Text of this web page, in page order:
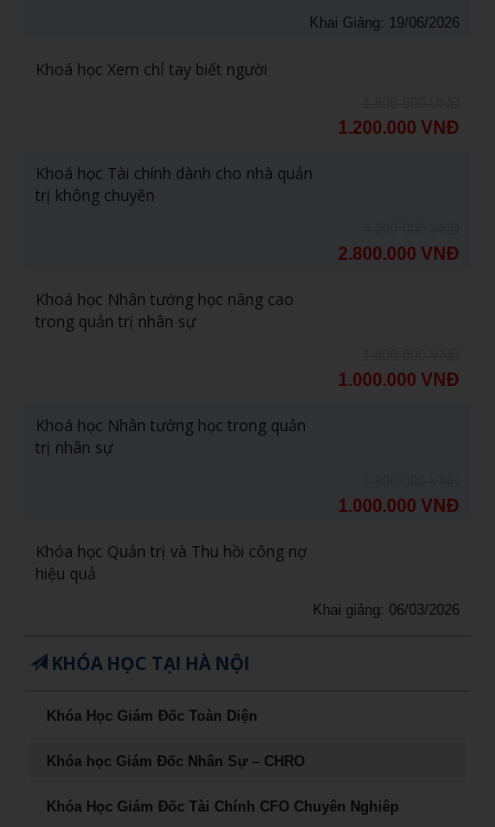
Khai Giảng: 19/06/2026
Khoá học Xem chỉ tay biết người
1.200.000 VNĐ
Khoá học Tài chính dành cho nhà quản
trị không chuyên
2.800.000 VNĐ
Khoá học Nhân tướng học nâng cao
trong quản trị nhân sự
1.000.000 VNĐ
Khoá học Nhân tướng học trong quản
trị nhân sự
1.000.000 VNĐ
Khóa học Quản trị và Thu hồi công nợ
hiệu quả
Khai giảng: 06/03/2026
KHÓA HỌC TẠI HÀ NỘI
Khóa Học Giám Đốc Toàn Diện
Khóa học Giám Đốc Nhân Sự – CHRO
Khóa Học Giám Đốc Tài Chính CFO Chuyên Nghiêp